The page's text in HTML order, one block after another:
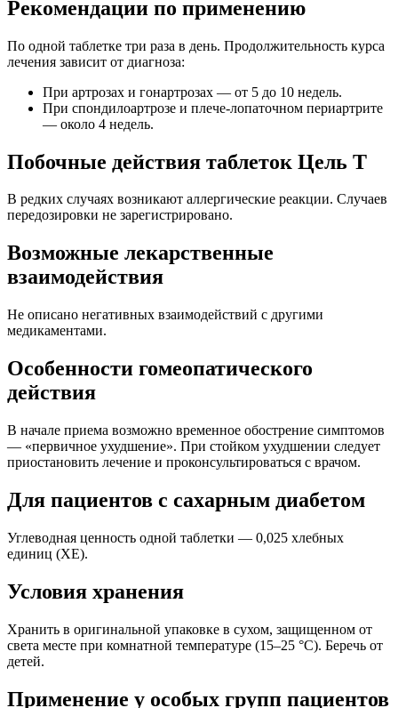
Рекомендации по применению
По одной таблетке три раза в день. Продолжительность курса
лечения зависит от диагноза:
При артрозах и гонартрозах — от 5 до 10 недель.
При спондилоартрозе и плече-лопаточном периартрите
— около 4 недель.
Побочные действия таблеток Цель Т
В редких случаях возникают аллергические реакции. Случаев
передозировки не зарегистрировано.
Возможные лекарственные
взаимодействия
Не описано негативных взаимодействий с другими
медикаментами.
Особенности гомеопатического
действия
В начале приема возможно временное обострение симптомов
— «первичное ухудшение». При стойком ухудшении следует
приостановить лечение и проконсультироваться с врачом.
Для пациентов с сахарным диабетом
Углеводная ценность одной таблетки — 0,025 хлебных
единиц (ХЕ).
Условия хранения
Хранить в оригинальной упаковке в сухом, защищенном от
света месте при комнатной температуре (15–25 °C). Беречь от
детей.
Применение у особых групп пациентов